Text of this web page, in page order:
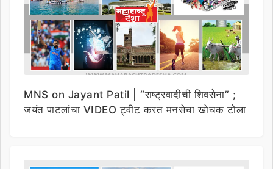
MNS on Jayant Patil | “राष्ट्रवादीची शिवसेना” ;
जयंत पाटलांचा VIDEO ट्वीट करत मनसेचा खोचक टोला